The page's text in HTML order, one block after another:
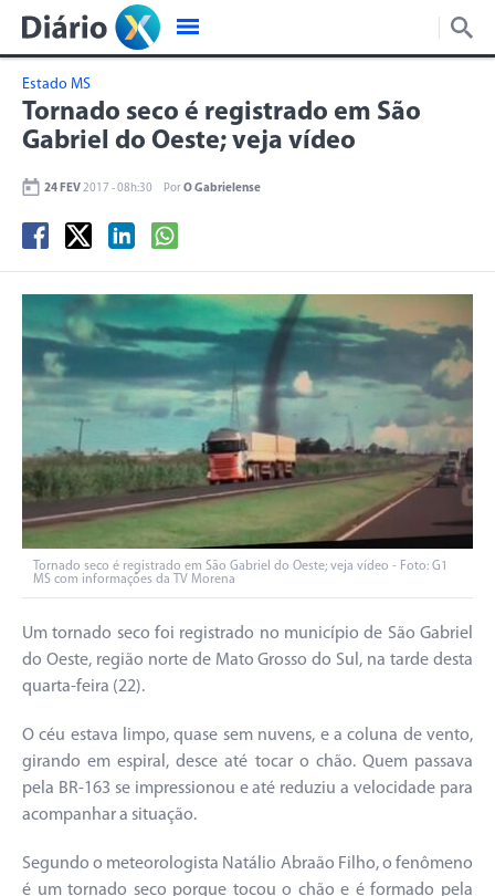
Estado MS
Tornado seco é registrado em São
Gabriel do Oeste; veja vídeo
24 FEV2017 - 08h:30 PorO Gabrielense
Tornado seco é registrado em São Gabriel do Oeste; veja vídeo - Foto: G1
MS com informações da TV Morena
Um tornado seco foi registrado no município de São Gabriel
do Oeste, região norte de Mato Grosso do Sul, na tarde desta
quarta-feira (22).
O céu estava limpo, quase sem nuvens, e a coluna de vento,
girando em espiral, desce até tocar o chão. Quem passava
pela BR-163 se impressionou e até reduziu a velocidade para
acompanhar a situação.
Segundo o meteorologista Natálio Abraão Filho, o fenômeno
é um tornado seco porque tocou o chão e é formado pela